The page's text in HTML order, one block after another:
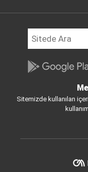
Sitemizde kullanılan